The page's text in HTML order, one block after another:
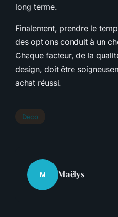
long terme.
Finalement, prendre le
des options conduit à un
Chaque facteur, de la
design, doit être
achat réussi.
Déco
M Maëlys